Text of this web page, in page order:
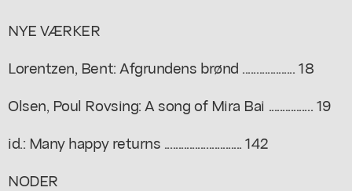
NYE VÆRKER
Lorentzen, Bent: Afgrundens brønd ................... 18
Olsen, Poul Rovsing: A song of Mira Bai ................ 19
id.: Many happy returns ............................ 142
NODER